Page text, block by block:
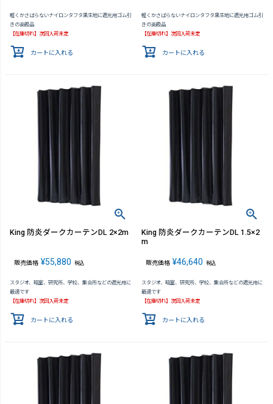
軽くかさばらないナイロンタフタ黒生地に遮光用ゴム引
きの高級品
【在庫切れ】次回入荷未定
カートに入れる
軽くかさばらないナイロンタフタ黒生地に遮光用ゴム引
きの高級品
【在庫切れ】次回入荷未定
カートに入れる
King 防炎ダークカーテンDL 2×2m
販売価格 ¥55,880 税込
スタジオ、暗室、研究所、学校、集会所などの遮光用に
最適です
【在庫切れ】次回入荷未定
カートに入れる
King 防炎ダークカーテンDL 1.5×2
m
販売価格 ¥46,640 税込
スタジオ、暗室、研究所、学校、集会所などの遮光用に
最適です
【在庫切れ】次回入荷未定
カートに入れる